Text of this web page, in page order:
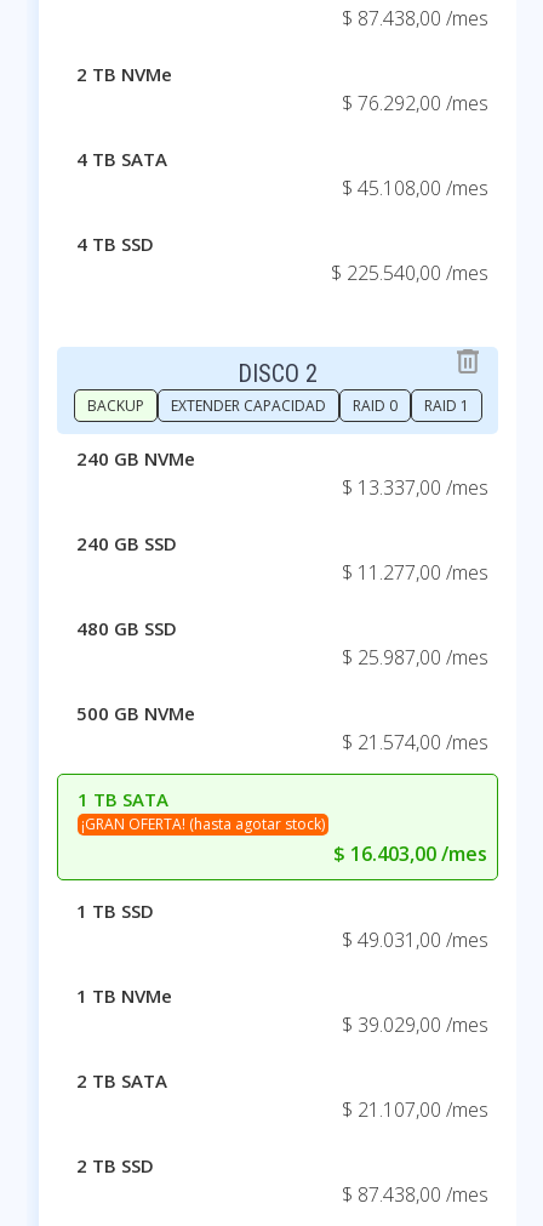
$ 87.438,00 /mes
2 TB NVMe
$ 76.292,00 /mes
4 TB SATA
$ 45.108,00 /mes
4 TB SSD
$ 225.540,00 /mes
DISCO 2
BACKUP EXTENDER CAPACIDAD RAID 0 RAID 1
240 GB NVMe
$ 13.337,00 /mes
240 GB SSD
$ 11.277,00 /mes
480 GB SSD
$ 25.987,00 /mes
500 GB NVMe
$ 21.574,00 /mes
1 TB SATA
¡GRAN OFERTA! (hasta agotar stock)
$ 16.403,00 /mes
1 TB SSD
$ 49.031,00 /mes
1 TB NVMe
$ 39.029,00 /mes
2 TB SATA
$ 21.107,00 /mes
2 TB SSD
$ 87.438,00 /mes